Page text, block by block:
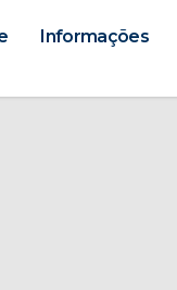
Informações